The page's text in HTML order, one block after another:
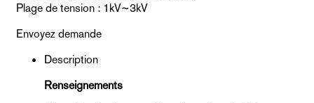
Plage de tension : 1kV~3kV
Envoyez demande
Description
Renseignements